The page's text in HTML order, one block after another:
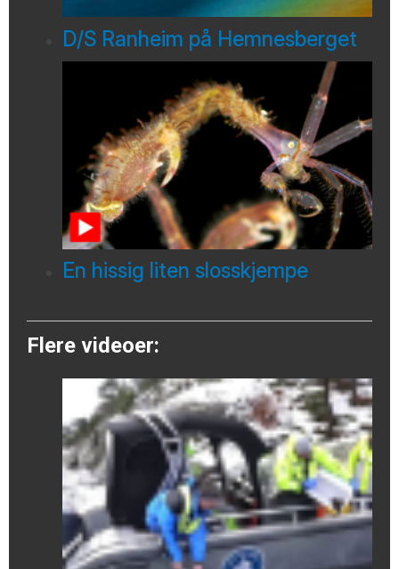
D/S Ranheim på Hemnesberget
En hissig liten slosskjempe
Flere videoer: